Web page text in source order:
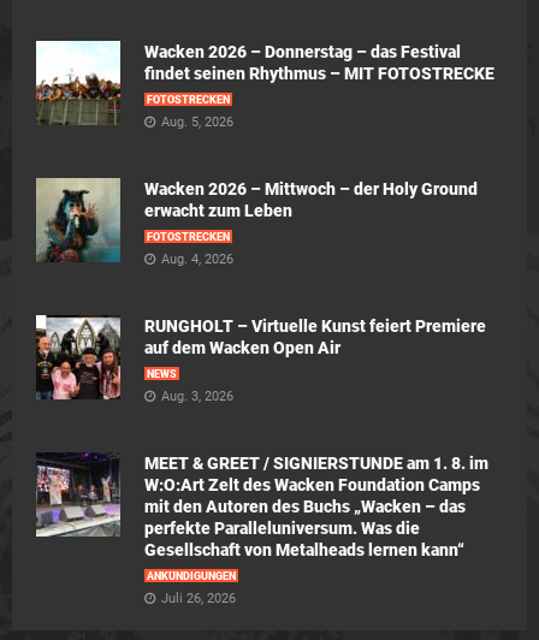
Wacken 2026 – Donnerstag – das Festival
findet seinen Rhythmus – MIT FOTOSTRECKE
FOTOSTRECKEN
Aug. 5, 2026
Wacken 2026 – Mittwoch – der Holy Ground
erwacht zum Leben
FOTOSTRECKEN
Aug. 4, 2026
RUNGHOLT – Virtuelle Kunst feiert Premiere
auf dem Wacken Open Air
NEWS
Aug. 3, 2026
MEET & GREET / SIGNIERSTUNDE am 1. 8. im
W:O:Art Zelt des Wacken Foundation Camps
mit den Autoren des Buchs „Wacken – das
perfekte Paralleluniversum. Was die
Gesellschaft von Metalheads lernen kann“
ANKÜNDIGUNGEN
Juli 26, 2026